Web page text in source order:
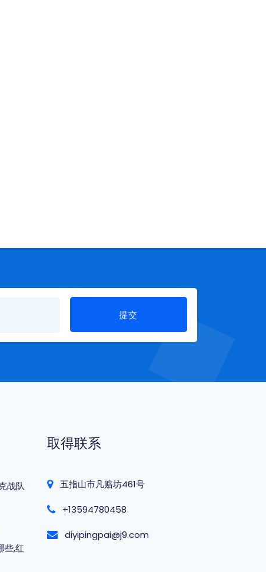
提交
战队
些,红
取得联系
五指山市凡赔坊461号
+13594780458
diyipingpai@j9.com